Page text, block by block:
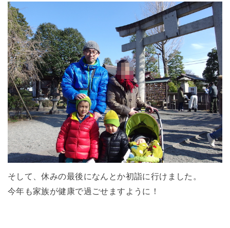
そして、休みの最後になんとか初詣に行けました。
今年も家族が健康で過ごせますように！